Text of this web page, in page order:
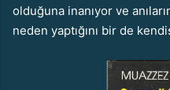
olduğuna inanıyor ve
neden yaptığını bir de